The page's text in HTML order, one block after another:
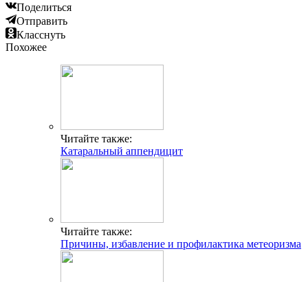
Поделиться
Отправить
Класснуть
Похожее
Читайте также:
Катаральный аппендицит
Читайте также:
Причины, избавление и профилактика метеоризма